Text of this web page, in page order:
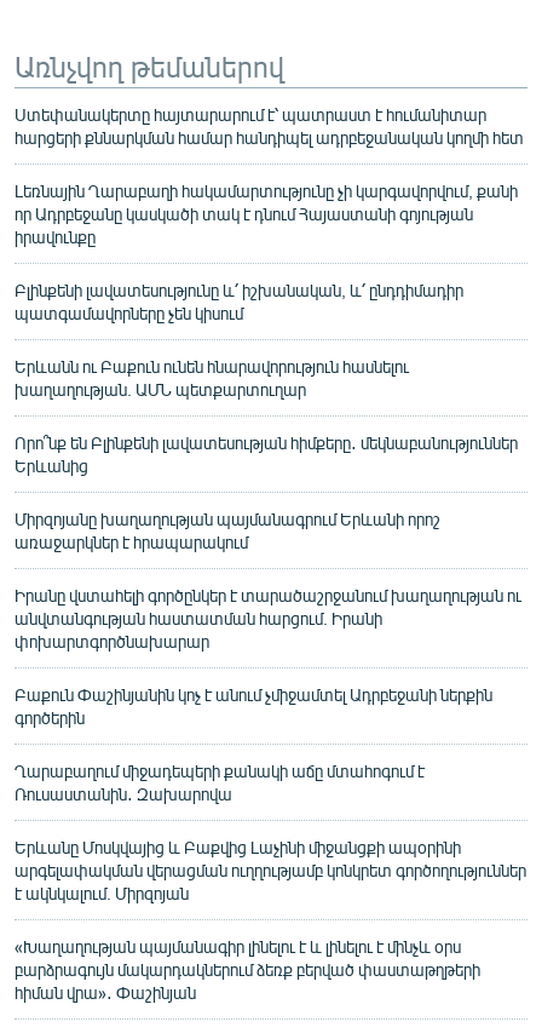
Առնչվող թեմաներով
Ստեփանակերտը հայտարարում է՝ պատրաստ է հումանիտար
հարցերի քննարկման համար հանդիպել ադրբեջանական կողմի հետ
Լեռնային Ղարաբաղի հակամարտությունը չի կարգավորվում, քանի
որ Ադրբեջանը կասկածի տակ է դնում Հայաստանի գոյության
իրավունքը
Բլինքենի լավատեսությունը և՛ իշխանական, և՛ ընդդիմադիր
պատգամավորները չեն կիսում
Երևանն ու Բաքուն ունեն հնարավորություն հասնելու
խաղաղության. ԱՄՆ պետքարտուղար
Որո՞նք են Բլինքենի լավատեսության հիմքերը․ մեկնաբանություններ
Երևանից
Միրզոյանը խաղաղության պայմանագրում Երևանի որոշ
առաջարկներ է հրապարակում
Իրանը վստահելի գործընկեր է տարածաշրջանում խաղաղության ու
անվտանգության հաստատման հարցում. Իրանի
փոխարտգործնախարար
Բաքուն Փաշինյանին կոչ է անում չմիջամտել Ադրբեջանի ներքին
գործերին
Ղարաբաղում միջադեպերի քանակի աճը մտահոգում է
Ռուսաստանին․ Զախարովա
Երևանը Մոսկվայից և Բաքվից Լաչինի միջանցքի ապօրինի
արգելափակման վերացման ուղղությամբ կոնկրետ գործողություններ
է ակնկալում. Միրզոյան
«Խաղաղության պայմանագիր լինելու է և լինելու է մինչև օրս
բարձրագույն մակարդակներում ձեռք բերված փաստաթղթերի
հիման վրա»․ Փաշինյան